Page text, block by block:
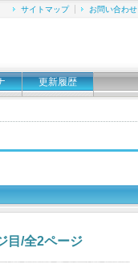
サイトマップ お問い合わせ
更新履歴
目/全2ページ